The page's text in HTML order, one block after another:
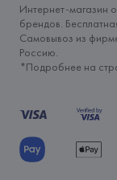
Интернет-магазин
брендов.
Самовывоз из
Россию.
*Подробнее на